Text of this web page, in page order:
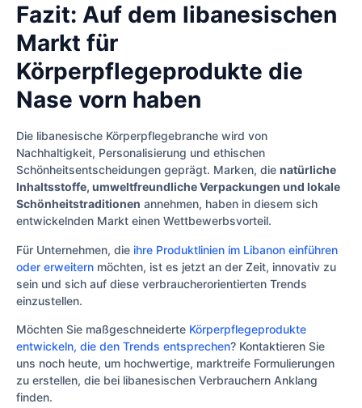
Fazit: Auf dem libanesischen
Markt für
Körperpflegeprodukte die
Nase vorn haben
Die libanesische Körperpflegebranche wird von
Nachhaltigkeit, Personalisierung und ethischen
Schönheitsentscheidungen geprägt. Marken, die natürliche
Inhaltsstoffe, umweltfreundliche Verpackungen und lokale
Schönheitstraditionen annehmen, haben in diesem sich
entwickelnden Markt einen Wettbewerbsvorteil.
Für Unternehmen, die ihre Produktlinien im Libanon einführen
oder erweitern möchten, ist es jetzt an der Zeit, innovativ zu
sein und sich auf diese verbraucherorientierten Trends
einzustellen.
Möchten Sie maßgeschneiderte Körperpflegeprodukte
entwickeln, die den Trends entsprechen? Kontaktieren Sie
uns noch heute, um hochwertige, marktreife Formulierungen
zu erstellen, die bei libanesischen Verbrauchern Anklang
finden.